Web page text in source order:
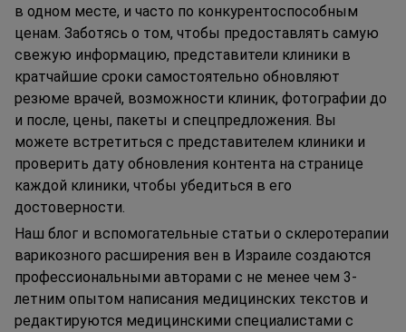
в одном месте, и часто по конкурентоспособным
ценам. Заботясь о том, чтобы предоставлять самую
свежую информацию, представители клиники в
кратчайшие сроки самостоятельно обновляют
резюме врачей, возможности клиник, фотографии до
и после, цены, пакеты и спецпредложения. Вы
можете встретиться с представителем клиники и
проверить дату обновления контента на странице
каждой клиники, чтобы убедиться в его
достоверности.
Наш блог и вспомогательные статьи о склеротерапии
варикозного расширения вен в Израиле создаются
профессиональными авторами с не менее чем 3-
летним опытом написания медицинских текстов и
редактируются медицинскими специалистами с